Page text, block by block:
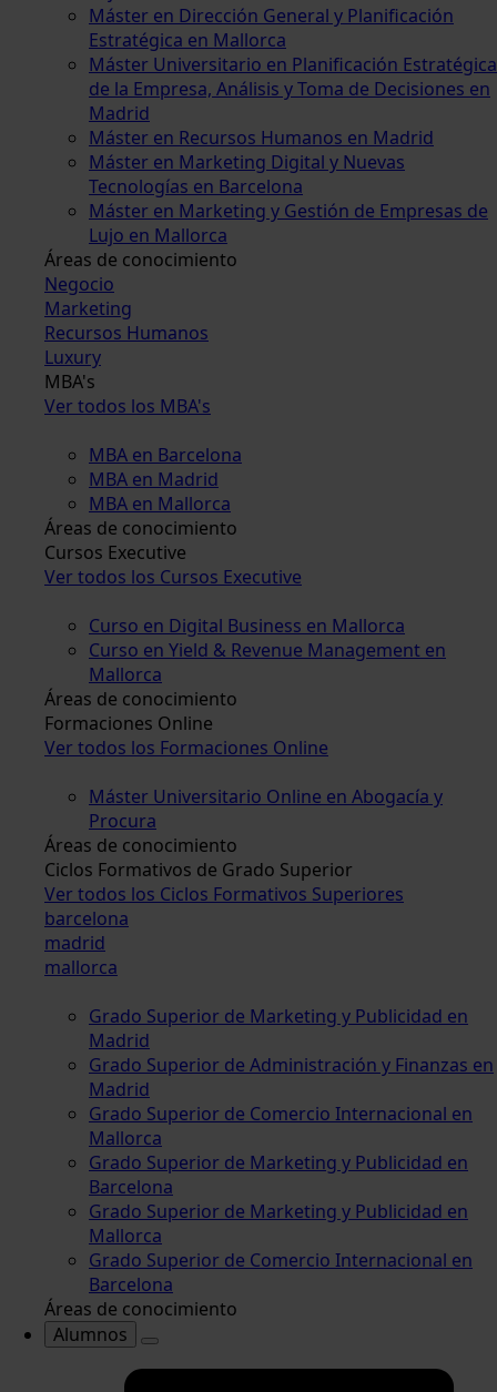
Máster en Dirección General y Planificación
Estratégica en Mallorca
Máster Universitario en Planificación Estratégica
de la Empresa, Análisis y Toma de Decisiones en
Madrid
Máster en Recursos Humanos en Madrid
Máster en Marketing Digital y Nuevas
Tecnologías en Barcelona
Máster en Marketing y Gestión de Empresas de
Lujo en Mallorca
Áreas de conocimiento
Negocio
Marketing
Recursos Humanos
Luxury
MBA's
Ver todos los MBA's
MBA en Barcelona
MBA en Madrid
MBA en Mallorca
Áreas de conocimiento
Cursos Executive
Ver todos los Cursos Executive
Curso en Digital Business en Mallorca
Curso en Yield & Revenue Management en
Mallorca
Áreas de conocimiento
Formaciones Online
Ver todos los Formaciones Online
Máster Universitario Online en Abogacía y
Procura
Áreas de conocimiento
Ciclos Formativos de Grado Superior
Ver todos los Ciclos Formativos Superiores
barcelona
madrid
mallorca
Grado Superior de Marketing y Publicidad en
Madrid
Grado Superior de Administración y Finanzas en
Madrid
Grado Superior de Comercio Internacional en
Mallorca
Grado Superior de Marketing y Publicidad en
Barcelona
Grado Superior de Marketing y Publicidad en
Mallorca
Grado Superior de Comercio Internacional en
Barcelona
Áreas de conocimiento
Alumnos